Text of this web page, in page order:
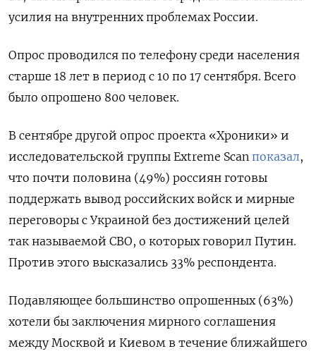
усилия на внутренних проблемах России.
Опрос проводился по телефону среди населения
старше 18 лет в период с 10 по 17 сентября. Всего
было опрошено 800 человек.
В сентябре другой опрос проекта «Хроники» и
исследовательской группы Extreme Scan показал,
что почти половина (49%) россиян готовы
поддержать вывод российских войск и мирные
переговоры с Украиной без достижений целей
так называемой СВО, о которых говорил Путин.
Против этого высказались 33% респондента.
Подавляющее большинство опрошенных (63%)
хотели бы заключения мирного соглашения
между Москвой и Киевом в течение ближайшего